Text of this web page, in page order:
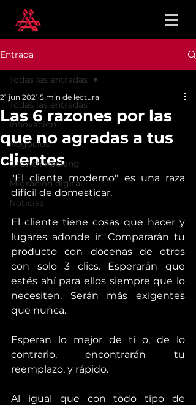
Entrada
Todas las entradas
Innovación
Negocios
Growth Hacking
Migración digital
Noticias
Todas las entradas
Las 6 razones por las
que no agradas a tus
clientes
21 jun 2021 5 min de lectura
"El cliente moderno" es una raza
difícil de domesticar.
El cliente tiene cosas que hacer y
lugares adonde ir. Compararán tu
producto con docenas de otros
con solo 3 clics. Esperarán que
estés ahí para ellos siempre que lo
necesiten. Serán más exigentes
que nunca.
Esperan lo mejor de ti o, de lo
contrario, encontrarán tu
reemplazo, y rápido.
Al igual que con todo tipo de